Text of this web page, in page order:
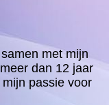
met mijn
dan 12 jaar
passie voor